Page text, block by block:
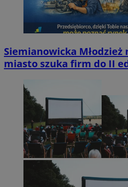
Siemianowicka Młodzież
miasto szuka firm do II